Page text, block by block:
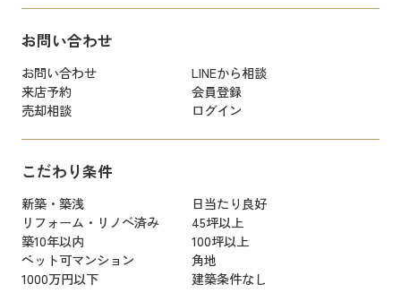
お問い合わせ
お問い合わせ
LINEから相談
来店予約
会員登録
売却相談
ログイン
こだわり条件
新築・築浅
日当たり良好
リフォーム・リノベ済み
45坪以上
築10年以内
100坪以上
ペット可マンション
角地
1000万円以下
建築条件なし